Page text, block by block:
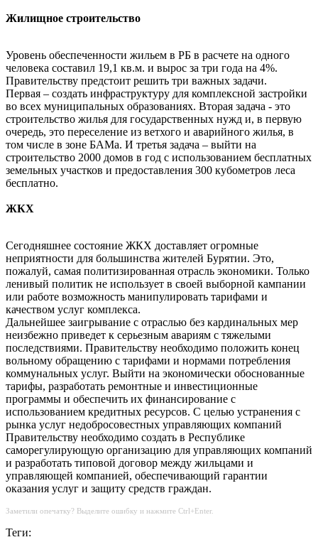
Жилищное строительство
Уровень обеспеченности жильем в РБ в расчете на одного
человека составил 19,1 кв.м. и вырос за три года на 4%.
Правительству предстоит решить три важных задачи.
Первая – создать инфраструктуру для комплексной застройки
во всех муниципальных образованиях. Вторая задача - это
строительство жилья для государственных нужд и, в первую
очередь, это переселение из ветхого и аварийного жилья, в
том числе в зоне БАМа. И третья задача – выйти на
строительство 2000 домов в год с использованием бесплатных
земельных участков и предоставления 300 кубометров леса
бесплатно.
ЖКХ
Сегодняшнее состояние ЖКХ доставляет огромные
неприятности для большинства жителей Бурятии. Это,
пожалуй, самая политизированная отрасль экономики. Только
ленивый политик не использует в своей выборной кампании
или работе возможность манипулировать тарифами и
качеством услуг комплекса.
Дальнейшее заигрывание с отраслью без кардинальных мер
неизбежно приведет к серьезным авариям с тяжелыми
последствиями. Правительству необходимо положить конец
вольному обращению с тарифами и нормами потребления
коммунальных услуг. Выйти на экономически обоснованные
тарифы, разработать ремонтные и инвестиционные
программы и обеспечить их финансирование с
использованием кредитных ресурсов. С целью устранения с
рынка услуг недобросовестных управляющих компаний
Правительству необходимо создать в Республике
саморегулирующую организацию для управляющих компаний
и разработать типовой договор между жильцами и
управляющей компанией, обеспечивающий гарантии
оказания услуг и защиту средств граждан.
Заметили опечатку? Выделите ошибку и нажмите Ctrl+Enter.
Теги: